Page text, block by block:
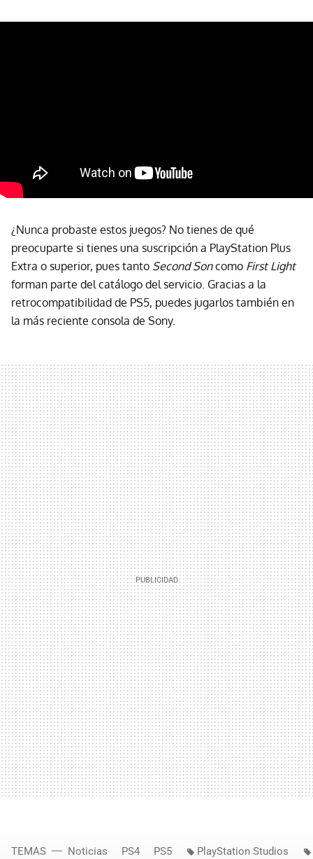
¿Nunca probaste estos juegos? No tienes de qué
preocuparte si tienes una suscripción a PlayStation Plus
Extra o superior, pues tanto Second Soncomo First Light
forman parte del catálogo del servicio. Gracias a la
retrocompatibilidad de PS5, puedes jugarlos también en
la más reciente consola de Sony.
TEMAS Noticias PS4 PS5 PlayStation Studios